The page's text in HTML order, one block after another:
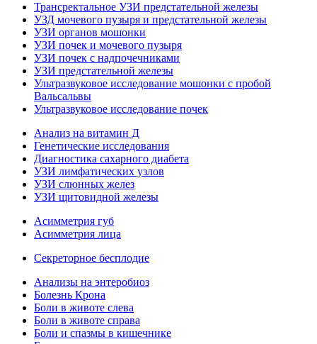
Трансректальное УЗИ предстательной железы
УЗД мочевого пузыря и предстательной железы
УЗИ органов мошонки
УЗИ почек и мочевого пузыря
УЗИ почек с надпочечниками
УЗИ предстательной железы
Ультразвуковое исследование мошонки с пробой
Вальсальвы
Ультразвуковое исследование почек
Анализ на витамин Д
Генетические исследования
Диагностика сахарного диабета
УЗИ лимфатических узлов
УЗИ слюнных желез
УЗИ щитовидной железы
Асимметрия губ
Асимметрия лица
Секреторное бесплодие
Анализы на энтеробиоз
Болезнь Крона
Боли в животе слева
Боли в животе справа
Боли и спазмы в кишечнике